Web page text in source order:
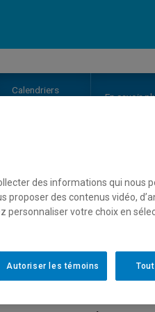
Calendriers
En savoir
de
baptême)?
des informations qui nous
proposer des contenus vidéo,
personnaliser votre choix en
Autoriser les témoins